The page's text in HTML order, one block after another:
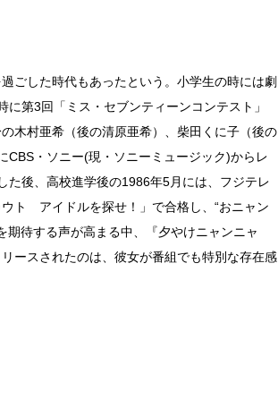
ごした時代もあったという。小学生の時には劇
第3回「ミス・セブンティーンコンテスト」
木村亜希（後の清原亜希）、柴田くに子（後の
CBS・ソニー(現・ソニーミュージック)からレ
た後、高校進学後の1986年5月には、フジテレ
ト アイドルを探せ！」で合格し、“おニャン
待する声が高まる中、『夕やけニャンニャ
ースされたのは、彼女が番組でも特別な存在感